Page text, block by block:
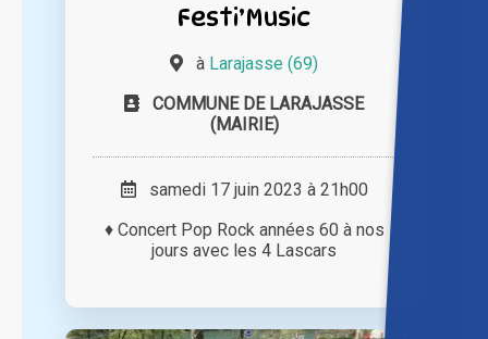
Festi’Music
à Larajasse (69)
COMMUNE DE LARAJASSE
(MAIRIE)
samedi 17 juin 2023 à 21h00
♦ Concert Pop Rock années 60 à nos
jours avec les 4 Lascars